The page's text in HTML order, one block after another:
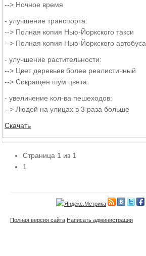
--> Ночное время
- улучшение транспорта:
--> Полная копия Нью-Йоркского такси
--> Полная копия Нью-Йоркского автобуса
- улучшение растительности:
--> Цвет деревьев более реалистичный
--> Сокращен шум цвета
- увеличение кол-ва пешеходов:
--> Людей на улицах в 3 раза больше
Скачать
Страница 1 из 1
1
Полная версия сайта Написать администрации